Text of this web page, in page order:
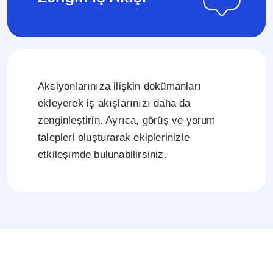
Aksiyonlarınıza ilişkin dokümanları
ekleyerek iş akışlarınızı daha da
zenginleştirin. Ayrıca, görüş ve yorum
talepleri oluşturarak ekiplerinizle
etkileşimde bulunabilirsiniz.